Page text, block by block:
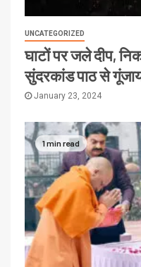
UNCATEGORIZED
घाटों पर जले दीप,
सुंदरकांड पाठ से
January 23, 2024
1 min read